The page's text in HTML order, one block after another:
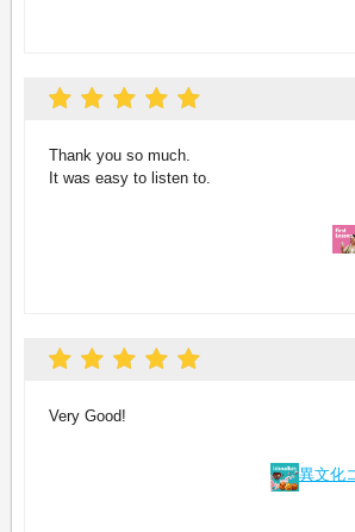
Thank you so much.
It was easy to listen to.
Very Good!
異文化